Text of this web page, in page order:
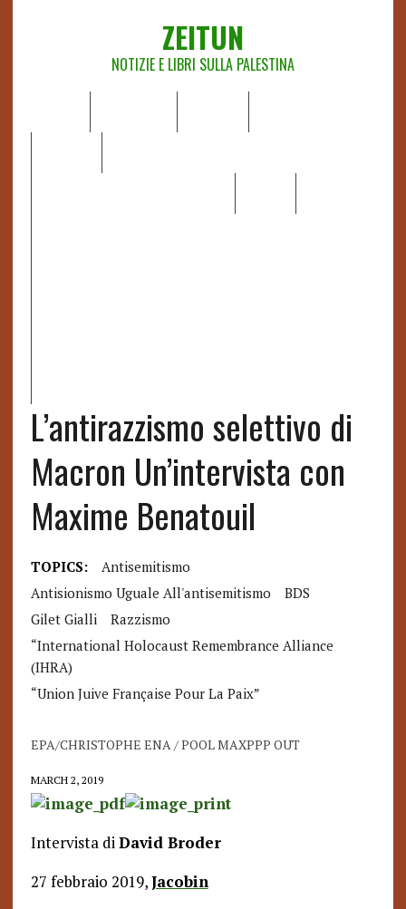
ZEITUN
NOTIZIE E LIBRI SULLA PALESTINA
L’antirazzismo selettivo di
Macron Un’intervista con
Maxime Benatouil
TOPICS:
Antisemitismo
Antisionismo Uguale All'antisemitismo
BDS
Gilet Gialli
Razzismo
“International Holocaust Remembrance Alliance
(IHRA)
“Union Juive Française Pour La Paix”
EPA/CHRISTOPHE ENA / POOL MAXPPP OUT
MARCH 2, 2019
Intervista diDavid Broder
27 febbraio 2019,Jacobin